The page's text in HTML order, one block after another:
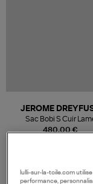
480,00 €
JEROME
Sac Bobi S Cuir
Champagne
lulli-sur-la-toile.com
performance,